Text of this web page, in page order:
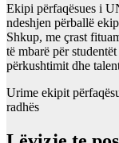
Ekipi përfaqësues i
ndeshjen përballë
Shkup, me çrast
të mbarë për
përkushtimit dhe
Urime ekipit
radhës